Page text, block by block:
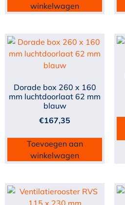
winkelwagen
Dorade box 260 x 160
mm luchtdoorlaat 62 mm
blauw
€167,35
Toevoegen aan
winkelwagen